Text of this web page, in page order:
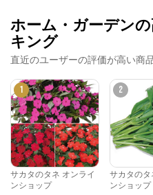
ホーム・ガーデン
キング
直近のユーザーの評価が高い商
1
サカタのタネ オンライ
ンショップ
2
サカタのタ
ンショップ